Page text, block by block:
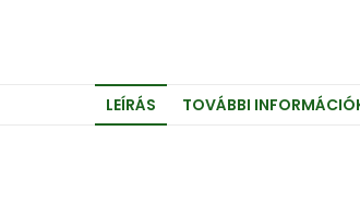
LEÍRÁS TOVÁBBI